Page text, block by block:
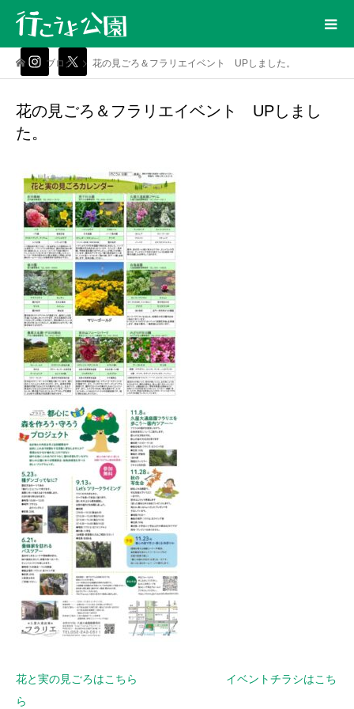
ブログ 花の見ごろ＆フラリエイベント UPしました。
花の見ごろ＆フラリエイベント UPしまし
た。
花と実の見ごろはこちら
イベントチラシはこち
ら